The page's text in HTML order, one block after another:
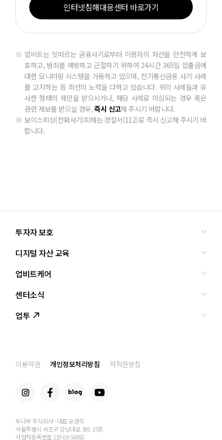
인터넷침해대응센터 바로가기
업비트는 잇따르는 금융사기로부터 이용자의 자산을 안전하게 보
호하고, 범죄를 예방하고 근절하기 위하여 24시간 365일 입출금에
대한 모니터링 시스템을 가동하고 있으며, 전기통신금융 사기 사례
를 고지하는 등 최선의 노력을 다하고 있습니다. 위의 사례들과 유
사한 형태의 제안을 받으시거나, 해당 사례로 의심되는 경우 혹은
관련 제보를 받으실 경우,즉시 신고해 주시기 바랍니다.
보이스피싱(전화사기)피해는 경찰서(112)로 즉시 신고해 주시기 바
랍니다.
투자자 보호
올바른 투자란?
투자사기 유형과 예방
업비트 보호조치
디지털 자산 교육
교육
조사·연구
업비트케어
서비스안내
서비스신청
센터소식
인사말
공지사항
업투
이용약관 개인정보처리방침 저작권방침
두나무 주식회사 · 대표 오경석
서울특별시 서초구 강남대로 369, 15층
사업자등록번호 119-86-54968